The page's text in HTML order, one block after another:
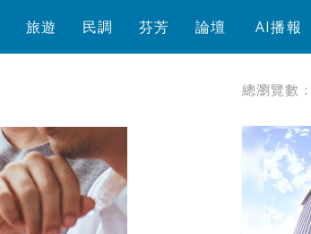
旅遊 民調 芬芳 論壇 AI播報
總瀏覽數：